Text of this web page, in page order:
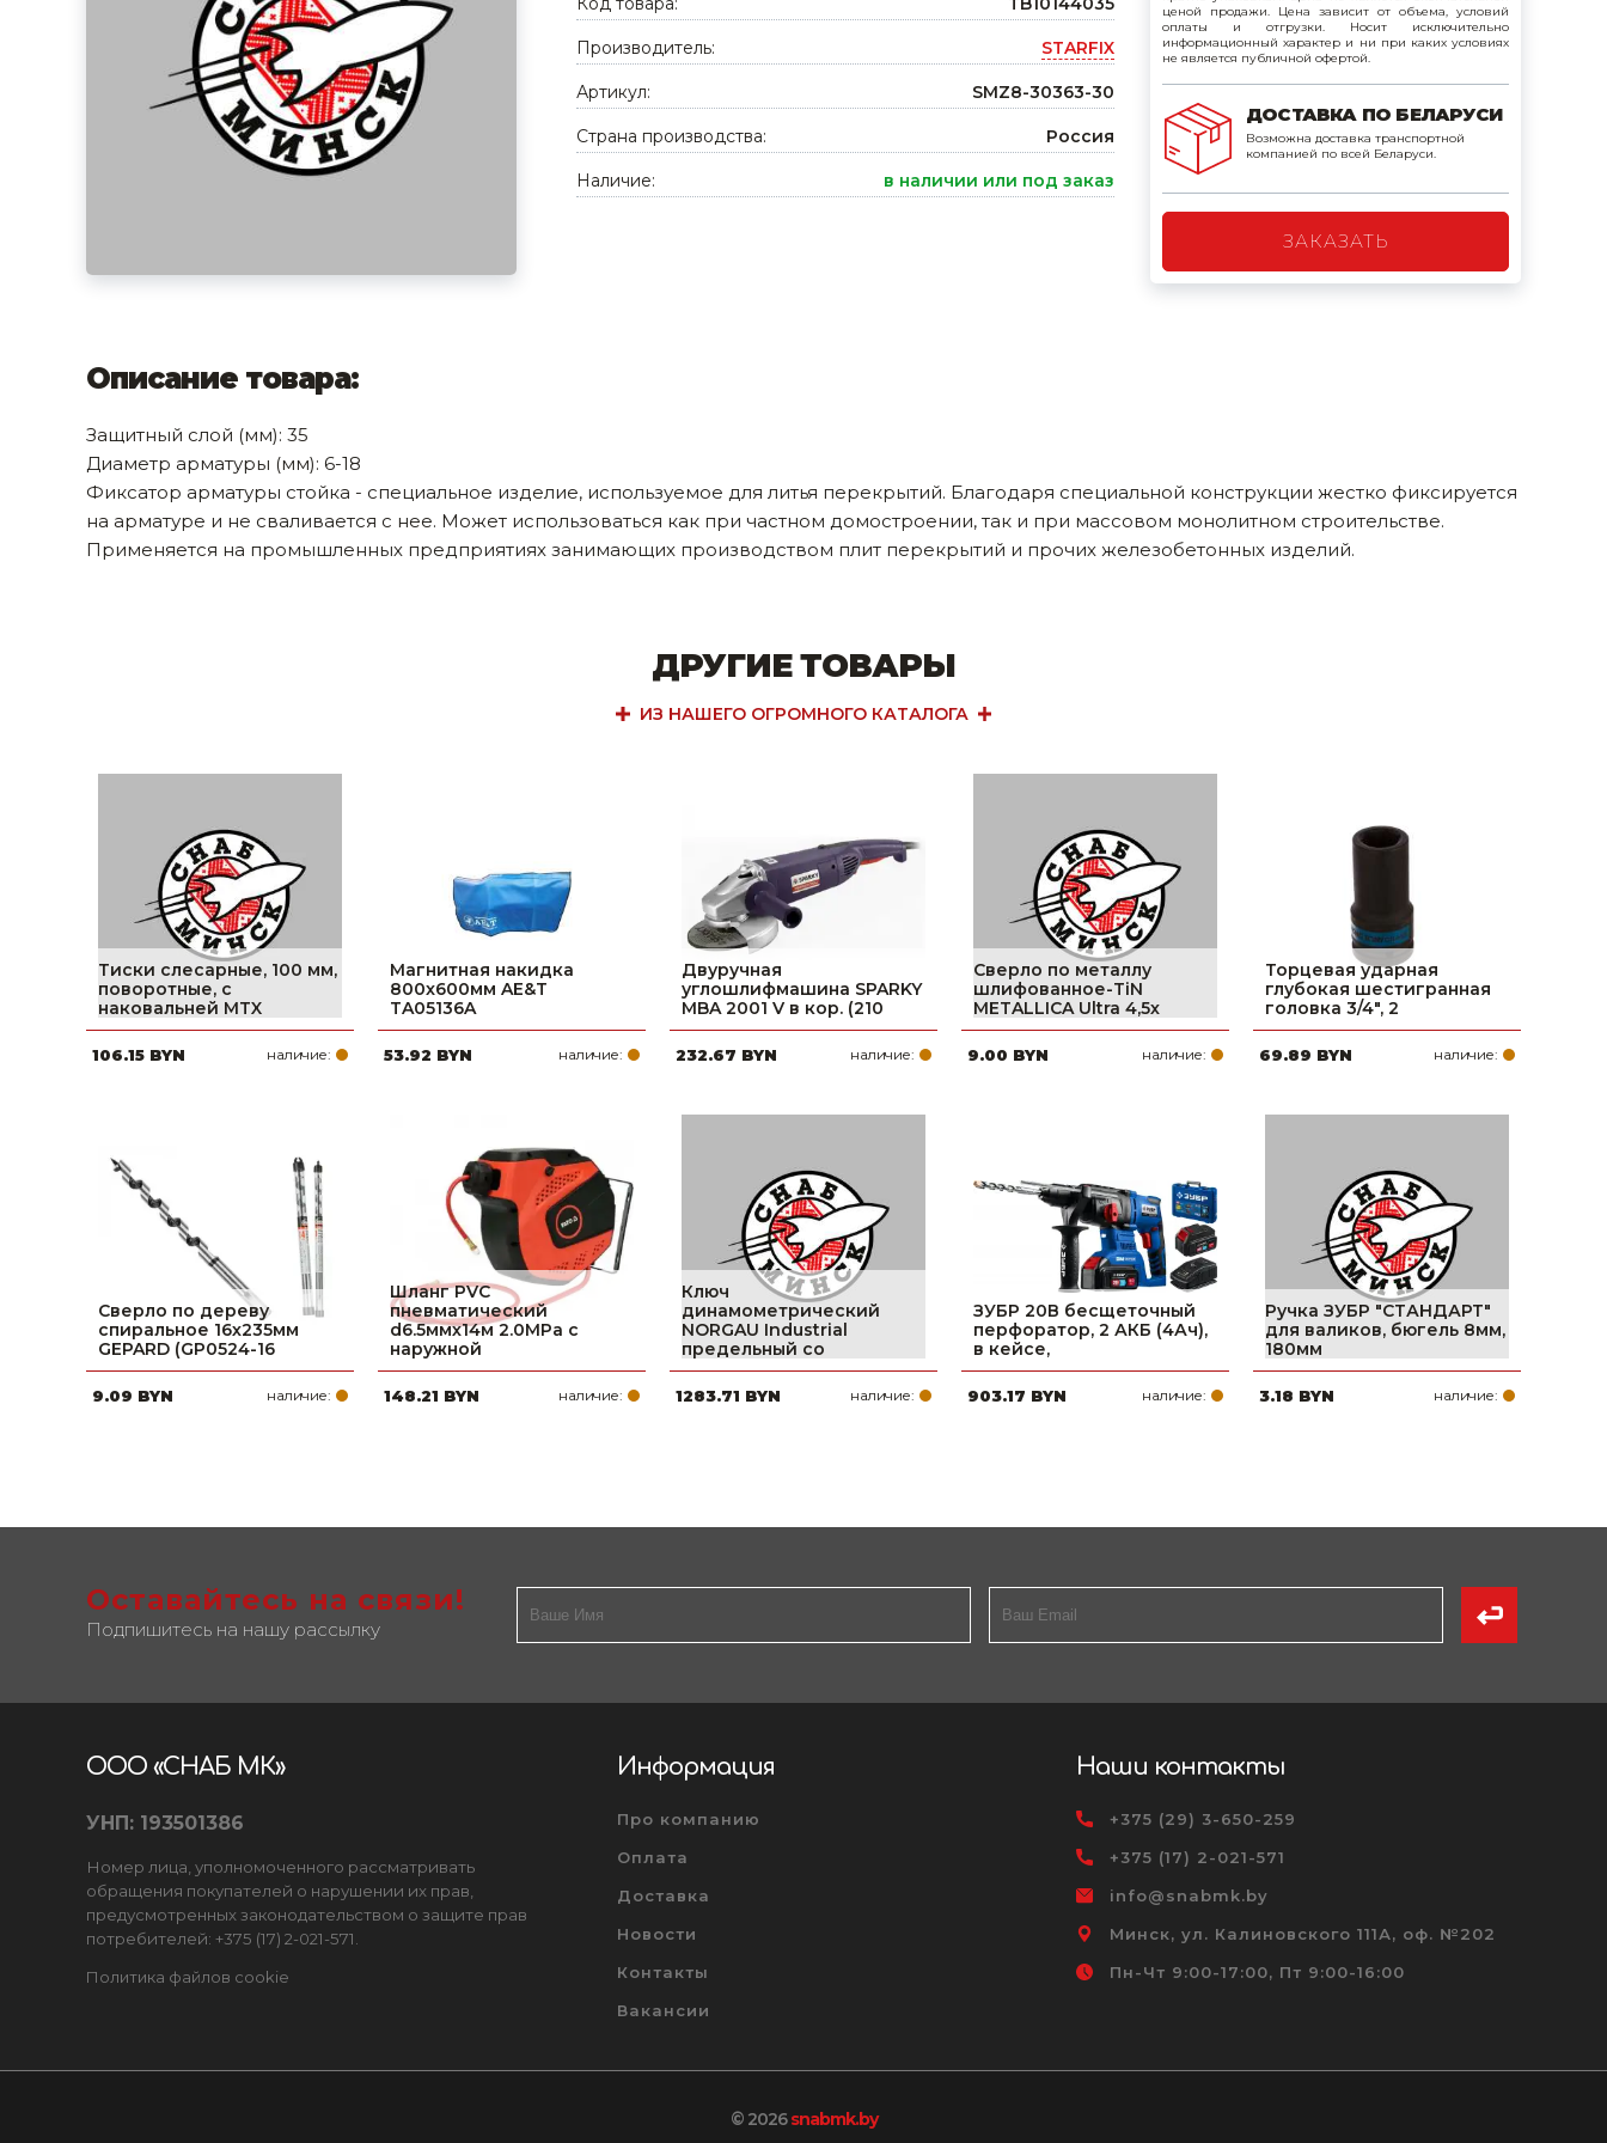
Строительное оборудование
Садовая техника, оснастка и принадлежности
Сварочное оборудование и материалы
Средства индивидуальной защиты и спецодежда
Крепеж и фурнитура
Строительные и отделочные материалы
фруктов
Автоклавы. Дистилляторы
Дистилляторы
Ниппельные поилки для
Чашечные кормушки
Производитель: STARFIX
Артикул: SMZ8-30363-30
Страна производства: Россия
Наличие: в наличии или под заказ
ценой продажи. Цена зависит от объема, условий
оплаты и отгрузки. Носит исключительно
информационный характер и ни при каких условиях
не является публичной офертой.
ДОСТАВКА ПО БЕЛАРУСИ
Возможна доставка транспортной
компанией по всей Беларуси.
ЗАКАЗАТЬ
Описание товара:
Защитный слой (мм): 35
Диаметр арматуры (мм): 6-18
Фиксатор арматуры стойка - специальное изделие, используемое для литья перекрытий. Благодаря специальной конструкции жестко фиксируется
на арматуре и не сваливается с нее. Может использоваться как при частном домостроении, так и при массовом монолитном строительстве.
Применяется на промышленных предприятиях занимающих производством плит перекрытий и прочих железобетонных изделий.
ДРУГИЕ ТОВАРЫ
ИЗ НАШЕГО ОГРОМНОГО КАТАЛОГА
Тиски слесарные, 100 мм,
поворотные, с
наковальней MTX
106.15 BYN наличие:
Магнитная накидка
800x600мм AE&T
TA05136A
53.92 BYN наличие:
Двуручная
углошлифмашина SPARKY
MBA 2001 V в кор. (210
232.67 BYN наличие:
Сверло по металлу
шлифованное-TiN
METALLICA Ultra 4,5х
9.00 BYN наличие:
Торцевая ударная
глубокая шестигранная
головка 3/4", 2
69.89 BYN наличие:
Сверло по дереву
спиральное 16х235мм
GEPARD (GP0524-16
9.09 BYN наличие:
Шланг PVC
пневматический
d6.5ммх14м 2.0MPa с
наружной
148.21 BYN наличие:
Ключ
динамометрический
NORGAU Industrial
предельный со
1283.71 BYN наличие:
ЗУБР 20В бесщеточный
перфоратор, 2 АКБ (4Ач),
в кейсе,
903.17 BYN наличие:
Ручка ЗУБР ″СТАНДАРТ″
для валиков, бюгель 8мм,
180мм
3.18 BYN наличие:
Оставайтесь на связи!
Подпишитесь на нашу рассылку
ООО «СНАБ МК»
УНП: 193501386
Номер лица, уполномоченного рассматривать
обращения покупателей о нарушении их прав,
предусмотренных законодательством о защите прав
потребителей: +375 (17) 2-021-571.
Политика файлов cookie
Информация
Про компанию
Оплата
Доставка
Новости
Контакты
Вакансии
Наши контакты
+375 (29) 3-650-259
+375 (17) 2-021-571
info@snabmk.by
Минск, ул. Калиновского 111А, оф. №202
Пн-Чт 9:00-17:00, Пт 9:00-16:00
© 2026snabmk.by